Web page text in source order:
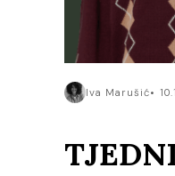
Iva Marušić